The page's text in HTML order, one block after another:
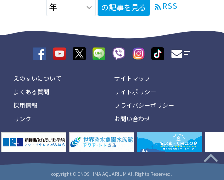
の記事を見る RSS
えのすいについて
よくある質問
採用情報
リンク
サイトマップ
サイトポリシー
プライバシーポリシー
お問い合わせ
copyright © ENOSHIMA AQUARIUM All Rights Reserved.